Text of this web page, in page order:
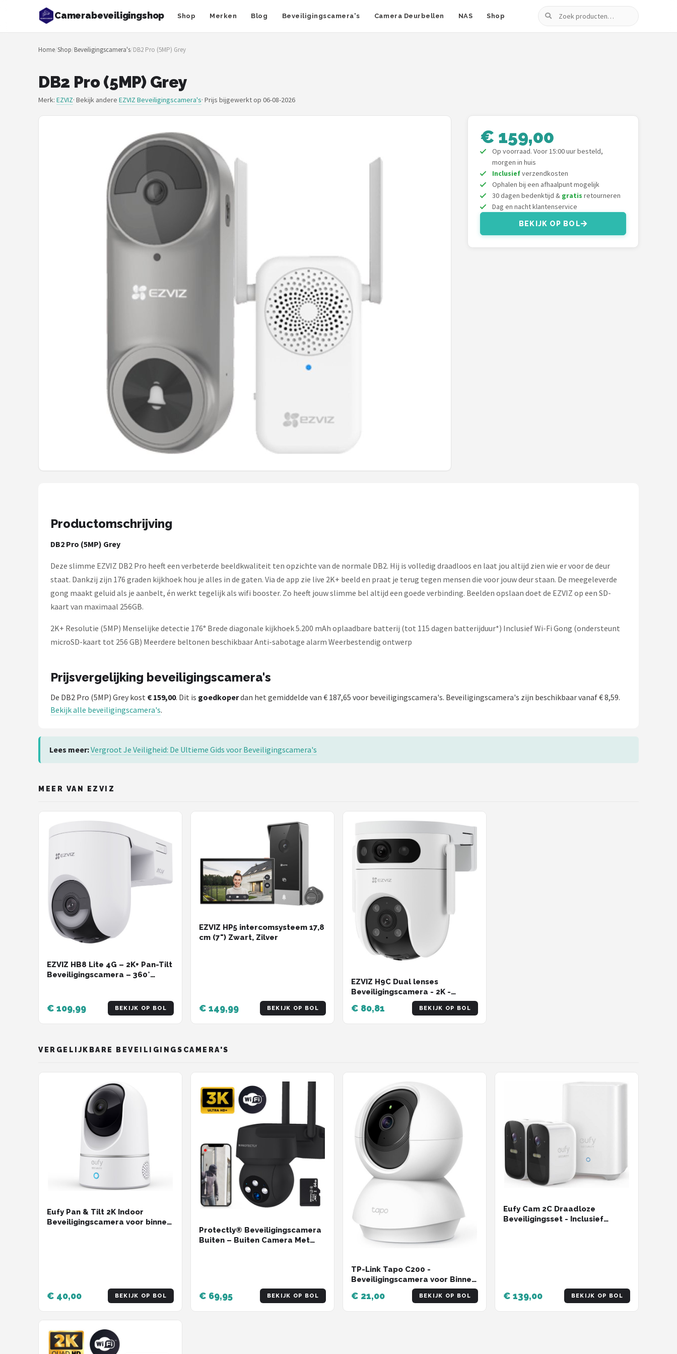
Camerabeveiligingshop Shop Merken Blog Beveiligingscamera's Camera Deurbellen NAS Shop
Zoeken
Zoeken
NAVIGATIE
Merken
Home/Shop/Beveiligingscamera's/DB2 Pro (5MP) Grey
DB2 Pro (5MP) Grey
Merk: EZVIZ· Bekijk andere EZVIZ Beveiligingscamera's· Prijs bijgewerkt op 06-08-2026
€ 159,00
Op voorraad. Voor 15:00 uur besteld,
morgen in huis
Inclusiefverzendkosten
Ophalen bij een afhaalpunt mogelijk
30 dagen bedenktijd & gratis retourneren
Dag en nacht klantenservice
BEKIJK OP BOL
Productomschrijving
DB2 Pro (5MP) Grey
Deze slimme EZVIZ DB2 Pro heeft een verbeterde beeldkwaliteit ten opzichte van de normale DB2. Hij is volledig draadloos en laat jou altijd zien wie er voor de deur
staat. Dankzij zijn 176 graden kijkhoek hou je alles in de gaten. Via de app zie live 2K+ beeld en praat je terug tegen mensen die voor jouw deur staan. De meegeleverde
gong maakt geluid als je aanbelt, én werkt tegelijk als wifi booster. Zo heeft jouw slimme bel altijd een goede verbinding. Beelden opslaan doet de EZVIZ op een SD-
kaart van maximaal 256GB.
2K+ Resolutie (5MP) Menselijke detectie 176° Brede diagonale kijkhoek 5.200 mAh oplaadbare batterij (tot 115 dagen batterijduur*) Inclusief Wi-Fi Gong (ondersteunt
microSD-kaart tot 256 GB) Meerdere beltonen beschikbaar Anti-sabotage alarm Weerbestendig ontwerp
Prijsvergelijking beveiligingscamera's
De DB2 Pro (5MP) Grey kost € 159,00. Dit is goedkoperdan het gemiddelde van € 187,65 voor beveiligingscamera's. Beveiligingscamera's zijn beschikbaar vanaf € 8,59.
Bekijk alle beveiligingscamera's.
Lees meer:Vergroot Je Veiligheid: De Ultieme Gids voor Beveiligingscamera's
MEER VAN EZVIZ
EZVIZ HB8 Lite 4G – 2K+ Pan-Tilt
Beveiligingscamera – 360°
WiFi 6 – Sirene & Spotlight –
€ 109,99 BEKIJK OP BOL
EZVIZ HP5 intercomsysteem 17,8
cm (7") Zwart, Zilver
€ 149,99 BEKIJK OP BOL
EZVIZ H9C Dual lenses
Beveiligingscamera - 2K -
Buitencamera - Pan & Tilt - Wifi
- Kleur Nachtzicht - Wit
€ 80,81 BEKIJK OP BOL
VERGELIJKBARE BEVEILIGINGSCAMERA'S
Eufy Pan & Tilt 2K Indoor
Beveiligingscamera voor binnen
€ 40,00 BEKIJK OP BOL
Protectly® Beveiligingscamera
Buiten – Buiten Camera Met
€ 69,95 BEKIJK OP BOL
TP-Link Tapo C200 -
Beveiligingscamera voor Binnen
- 1080P Pan / Tilt Home
Security Wi-Fi - Wit
€ 21,00 BEKIJK OP BOL
Eufy Cam 2C Draadloze
Beveiligingsset - Inclusief
€ 139,00 BEKIJK OP BOL